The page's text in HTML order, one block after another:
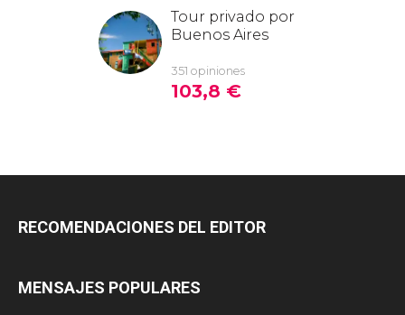
RECOMENDACIONES DEL EDITOR
MENSAJES POPULARES